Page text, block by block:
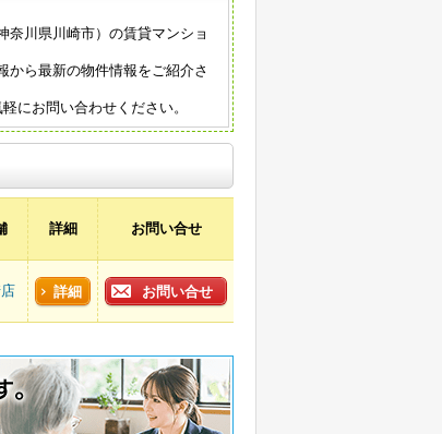
奈川県川崎市）の賃貸マンショ
から最新の物件情報をご紹介さ
にお問い合わせください。
詳細 お問い合せ
詳細 お問い合せ